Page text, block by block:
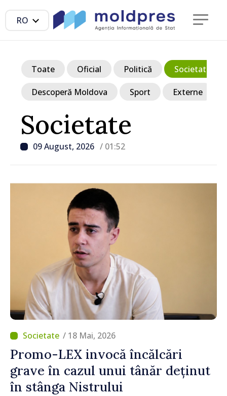
RO
Societate
09 August, 2026 / 01:52
Toate Oficial Politică Societate
Descoperă Moldova Sport Externe
/ 18 Mai, 2026
Promo-LEX invocă încălcări
grave în cazul unui tânăr deținut
în stânga Nistrului